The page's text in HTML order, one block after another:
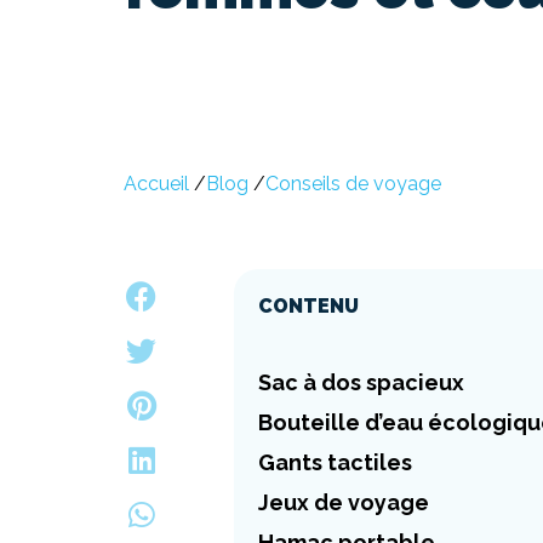
Accueil /Blog /Conseils de voyage
CONTENU
Sac à dos spacieux
Bouteille d’eau
Gants tactiles
Jeux de voyage